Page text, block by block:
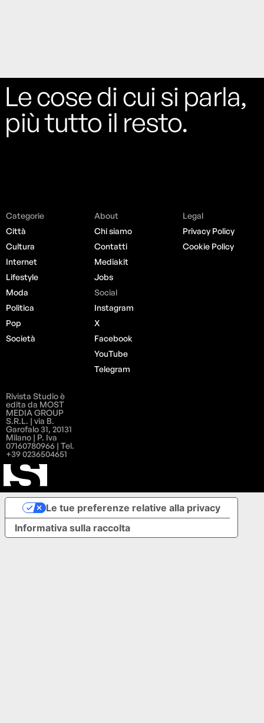
Le cose di cui si parla,
più tutto il resto.
Categorie
Città
Cultura
Internet
Lifestyle
Moda
Politica
Pop
Società
About
Chi siamo
Contatti
Mediakit
Jobs
Social
Instagram
X
Facebook
YouTube
Telegram
Legal
Privacy Policy
Cookie Policy
Rivista Studio è
edita da MOST
MEDIA GROUP
S.R.L. | via B.
Garofalo 31, 20131
Milano | P. Iva
07160780966 | Tel.
+39 0236504651
Informativa sulla raccolta
Le tue preferenze relative alla privacy